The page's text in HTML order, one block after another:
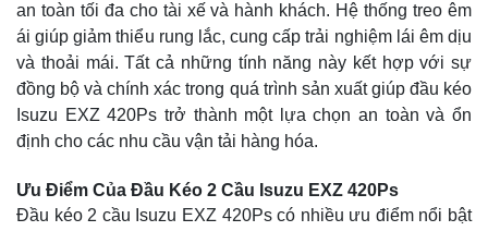
an toàn tối đa cho tài xế và hành khách. Hệ thống treo êm
ái giúp giảm thiểu rung lắc, cung cấp trải nghiệm lái êm dịu
và thoải mái. Tất cả những tính năng này kết hợp với sự
đồng bộ và chính xác trong quá trình sản xuất giúp đầu kéo
Isuzu EXZ 420Ps trở thành một lựa chọn an toàn và ổn
định cho các nhu cầu vận tải hàng hóa.
Ưu Điểm Của Đầu Kéo 2 Cầu Isuzu EXZ 420Ps
Đầu kéo 2 cầu Isuzu EXZ 420Ps có nhiều ưu điểm nổi bật